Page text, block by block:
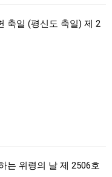
축일 (평신도 축일) 제 2
는 위령의 날 제 2506호